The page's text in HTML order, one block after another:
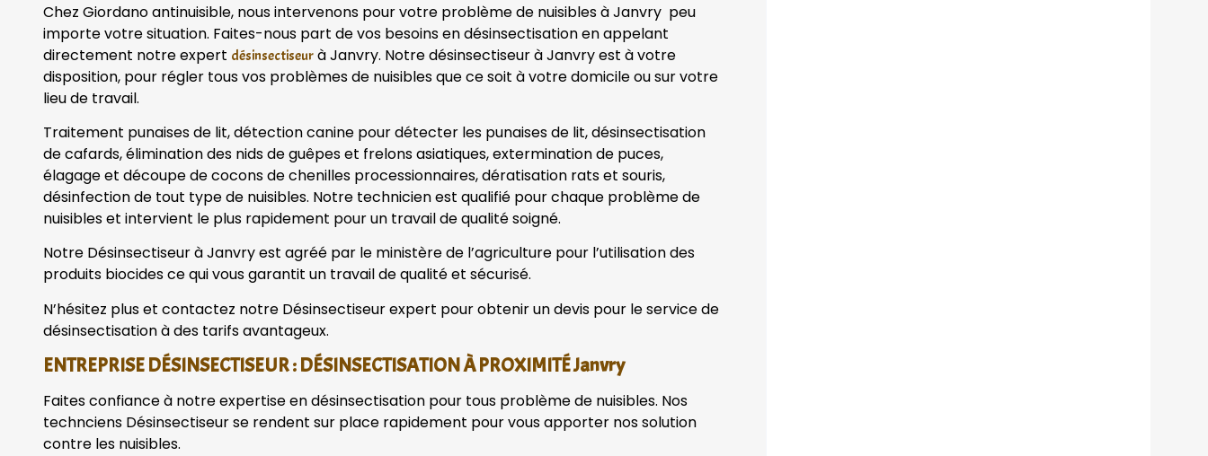
Chez Giordano antinuisible, nous intervenons pour votre problème de nuisibles à Janvry peu
importe votre situation. Faites-nous part de vos besoins en désinsectisation en appelant
directement notre expert désinsectiseur à Janvry. Notre désinsectiseur à Janvry est à votre
disposition, pour régler tous vos problèmes de nuisibles que ce soit à votre domicile ou sur votre
lieu de travail.
Traitement punaises de lit, détection canine pour détecter les punaises de lit, désinsectisation
de cafards, élimination des nids de guêpes et frelons asiatiques, extermination de puces,
élagage et découpe de cocons de chenilles processionnaires, dératisation rats et souris,
désinfection de tout type de nuisibles. Notre technicien est qualifié pour chaque problème de
nuisibles et intervient le plus rapidement pour un travail de qualité soigné.
Notre Désinsectiseur à Janvry est agréé par le ministère de l’agriculture pour l’utilisation des
produits biocides ce qui vous garantit un travail de qualité et sécurisé.
N’hésitez plus et contactez notre Désinsectiseur expert pour obtenir un devis pour le service de
désinsectisation à des tarifs avantageux.
ENTREPRISE DÉSINSECTISEUR : DÉSINSECTISATION À PROXIMITÉ Janvry
Faites confiance à notre expertise en désinsectisation pour tous problème de nuisibles. Nos
technciens Désinsectiseur se rendent sur place rapidement pour vous apporter nos solution
contre les nuisibles.